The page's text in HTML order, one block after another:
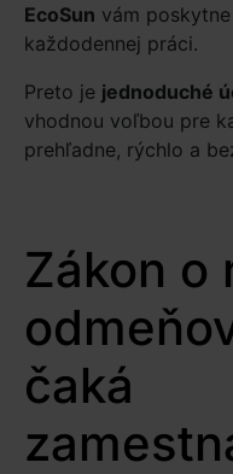
EcoSun vám
každodennej práci.
Preto je jednoduché
vhodnou voľbou pre
prehľadne, rýchlo a
Zákon o
čaká